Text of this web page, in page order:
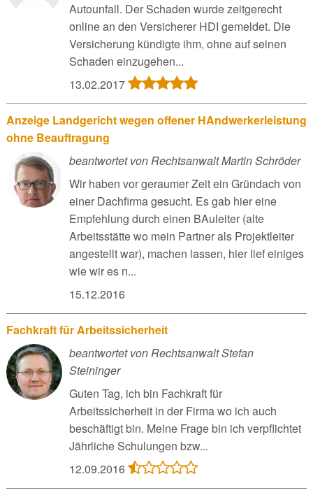
Autounfall. Der Schaden wurde zeitgerecht
online an den Versicherer HDI gemeldet. Die
Versicherung kündigte ihm, ohne auf seinen
Schaden einzugehen...
13.02.2017
Anzeige Landgericht wegen offener HAndwerkerleistung
ohne Beauftragung
beantwortet von Rechtsanwalt Martin Schröder
Wir haben vor geraumer Zeit ein Gründach von
einer Dachfirma gesucht. Es gab hier eine
Empfehlung durch einen BAuleiter (alte
Arbeitsstätte wo mein Partner als Projektleiter
angestellt war), machen lassen, hier lief einiges
wie wir es n...
15.12.2016
Fachkraft für Arbeitssicherheit
beantwortet von Rechtsanwalt Stefan
Steininger
Guten Tag, ich bin Fachkraft für
Arbeitssicherheit in der Firma wo ich auch
beschäftigt bin. Meine Frage bin ich verpflichtet
Jährliche Schulungen bzw...
12.09.2016